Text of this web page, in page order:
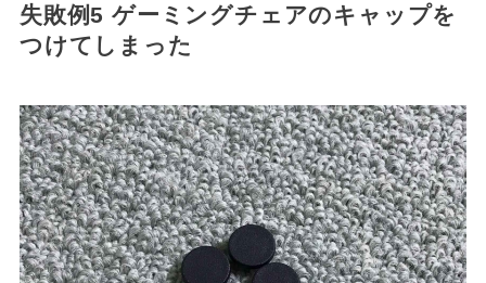
失敗例5 ゲーミングチェアのキャップを
つけてしまった